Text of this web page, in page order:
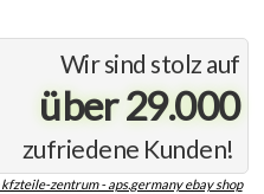
Wir sind stolz auf
über 29.000
zufriedene Kunden!
kfzteile-zentrum - aps.germany ebay shop